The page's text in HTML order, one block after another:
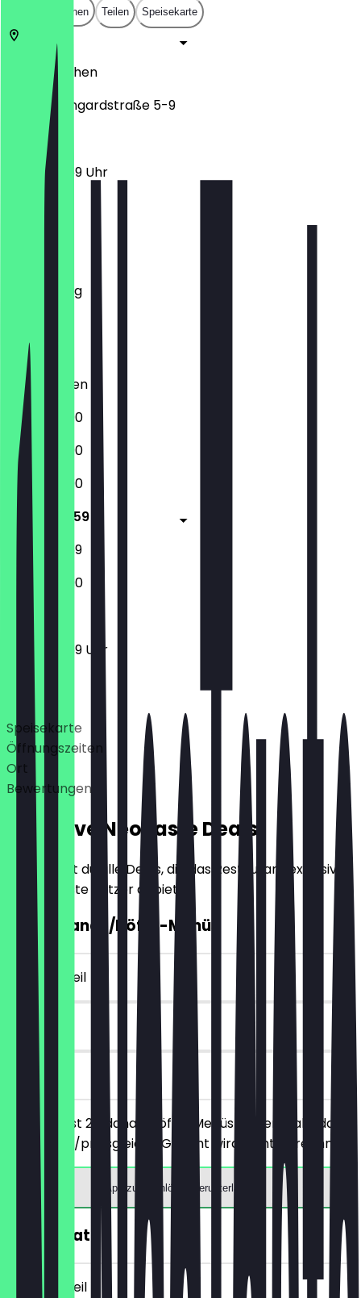
In App öffnen Teilen Speisekarte
Aachen
Wirichsbongardstraße 5-9
12:00 - 23:59 Uhr
Donnerstag
Sonntag
Geschlossen
12:00 - 23:00
12:00 - 23:00
12:00 - 23:00
12:00 - 23:59
12:00 - 23:59
13:00 - 22:00
12:00 - 23:59 Uhr
Deals
Speisekarte
Öffnungszeiten
Ort
Bewertungen
Exklusive NeoTaste Deals
Hier findest du alle Deals, die das Restaurant exklusiv
für NeoTaste Nutzer anbietet.
2für1 Adana-/Köfte-Menüs
~10 € Vorteil
30 Tage
vor Ort
Du bestellst 2 Adana-/Köfte-Menüs deiner Wahl, das
günstigere/preisgleiche Gericht wird nicht berechnet.
App zum Einlösen herunterladen
30% Rabatt
~14 € Vorteil